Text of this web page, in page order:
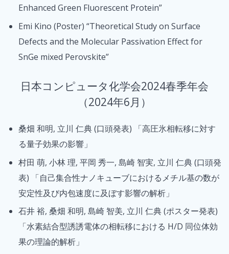
Enhanced Green Fluorescent Protein”
Emi Kino (Poster) “Theoretical Study on Surface
Defects and the Molecular Passivation Effect for
SnGe mixed Perovskite”
日本コンピュータ化学会2024春季年会
（2024年6月）
桑畑 和明, 立川 仁典 (口頭発表) 「高圧氷相転移に対す
る量子効果の影響」
村田 萌, 小林 理, 平岡 秀一, 島崎 智実, 立川 仁典 (口頭発
表) 「自己集合性ナノキューブにおけるメチル基の数が
安定性及び内包速度に及ぼす影響の解析」
石井 裕, 桑畑 和明, 島崎 智美, 立川 仁典 (ポスター発表)
「水素結合型誘誘電体の相転移における H/D 同位体効
果の理論的解析」